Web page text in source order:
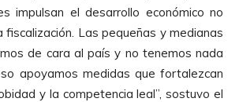
impulsan el desarrollo económico no
Las pequeñas y medianas
de cara al país y no tenemos nada
apoyamos medidas que fortalezcan
y la competencia leal”, sostuvo el